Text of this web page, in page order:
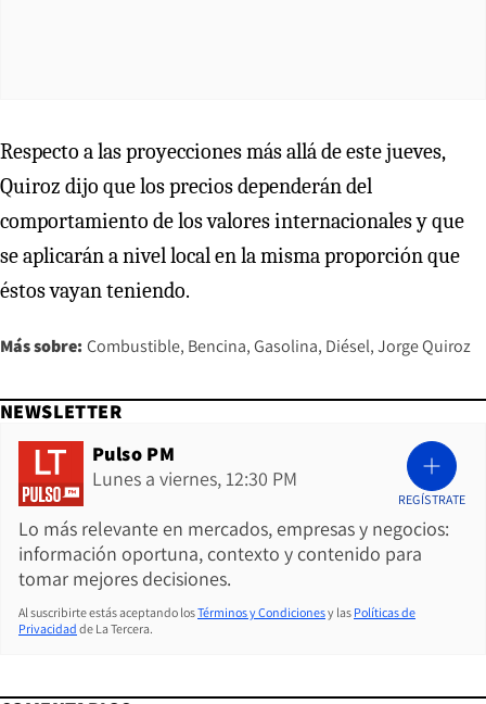
Respecto a las proyecciones más allá de este jueves,
Quiroz dijo que los precios dependerán del
comportamiento de los valores internacionales y que
se aplicarán a nivel local en la misma proporción que
éstos vayan teniendo.
Más sobre: Combustible Bencina Gasolina Diésel Jorge Quiroz
NEWSLETTER
Pulso PM
Lunes a viernes, 12:30 PM
Lo más relevante en mercados, empresas y negocios:
información oportuna, contexto y contenido para
tomar mejores decisiones.
REGÍSTRATE
Al suscribirte estás aceptando losTérminos y Condicionesy las Políticas de
Privacidad de La Tercera.